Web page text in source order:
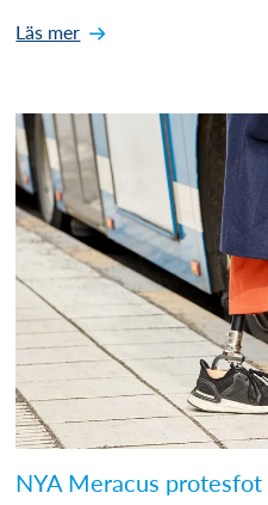
Läs mer
NYA Meracus protesfot